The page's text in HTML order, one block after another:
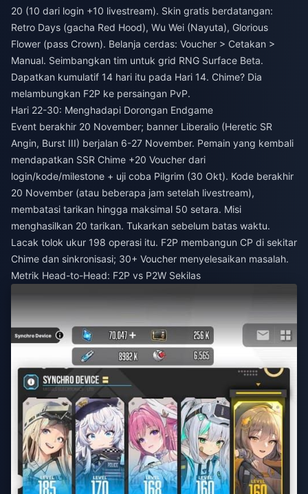
20 (10 dari login +10 livestream). Skin gratis berdatangan:
Retro Days (gacha Red Hood), Wu Wei (Nayuta), Glorious
Flower (pass Crown). Belanja cerdas: Voucher > Cetakan >
Manual. Seimbangkan tim untuk grid RNG Surface Beta.
Dapatkan kumulatif 14 hari itu pada Hari 14. Chime? Dia
melambungkan F2P ke persaingan PvP.
Hari 22-30: Menghadapi Dorongan Endgame
Event berakhir 20 November; banner Liberalio (Heretic SR
Angin, Burst III) berjalan 6-27 November. Pemain yang kembali
mendapatkan SSR Chime +20 Voucher dari
login/kode/milestone + uji coba Pilgrim (30 Okt). Kode berakhir
20 November (atau beberapa jam setelah livestream),
membatasi tarikan hingga maksimal 50 setara. Misi
menghasilkan 20 tarikan. Tukarkan sebelum batas waktu.
Lacak tolok ukur 198 operasi itu. F2P membangun CP di sekitar
Chime dan sinkronisasi; 30+ Voucher menyelesaikan masalah.
Metrik Head-to-Head: F2P vs P2W Sekilas